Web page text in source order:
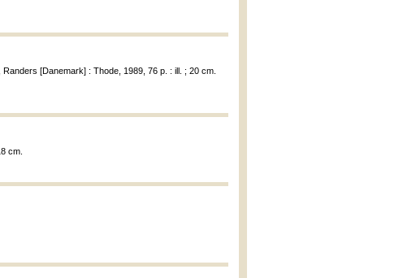
, Randers [Danemark] : Thode, 1989, 76 p. : ill. ; 20 cm.
cm.